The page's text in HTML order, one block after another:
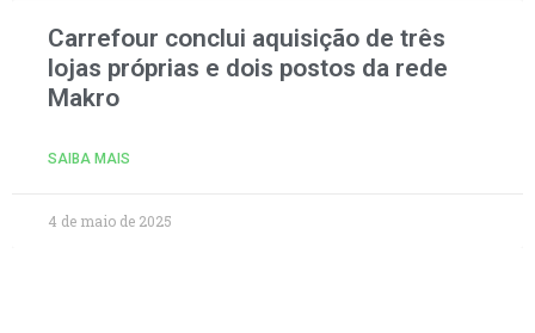
Carrefour conclui aquisição de três
lojas próprias e dois postos da rede
Makro
SAIBA MAIS
4 de maio de 2025